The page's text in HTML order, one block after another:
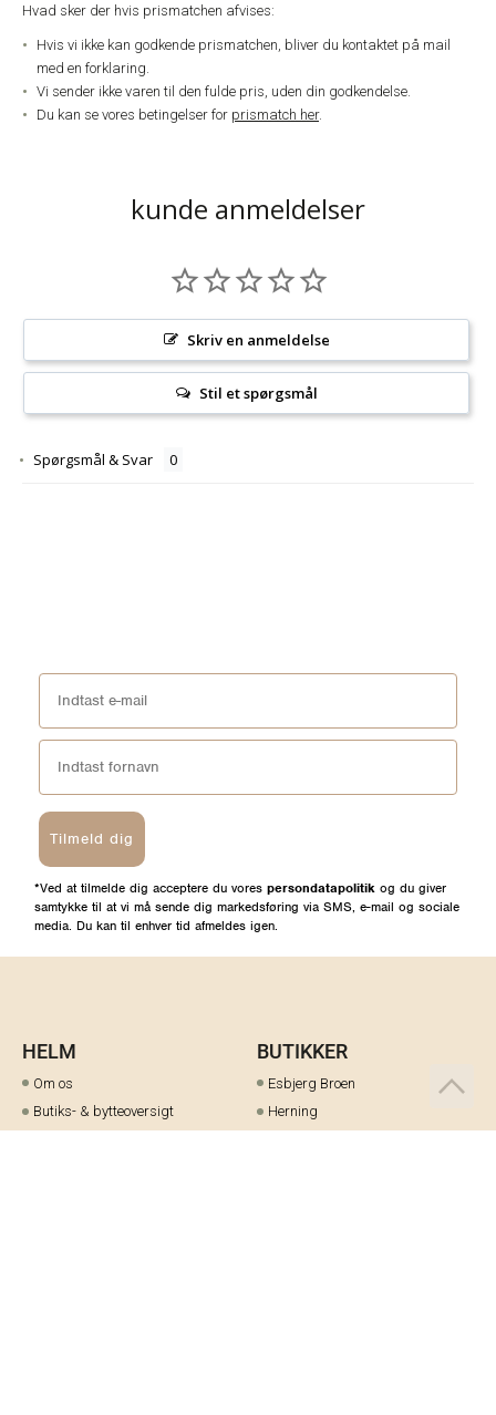
Hvad sker der hvis prismatchen afvises:
Hvis vi ikke kan godkende prismatchen, bliver du kontaktet på mail
med en forklaring.
Vi sender ikke varen til den fulde pris, uden din godkendelse.
Du kan se vores betingelser for prismatch her.
kunde anmeldelser
Skriv en anmeldelse
Stil et spørgsmål
Spørgsmål & Svar
Tilmeld dig
*Ved at tilmelde dig acceptere du vores persondatapolitik og du giver
samtykke til at vi må sende dig markedsføring via SMS, e-mail og sociale
media. Du kan til enhver tid afmeldes igen.
HELM
Om os
Butiks- & bytteoversigt
BUTIKKER
Esbjerg Broen
Herning